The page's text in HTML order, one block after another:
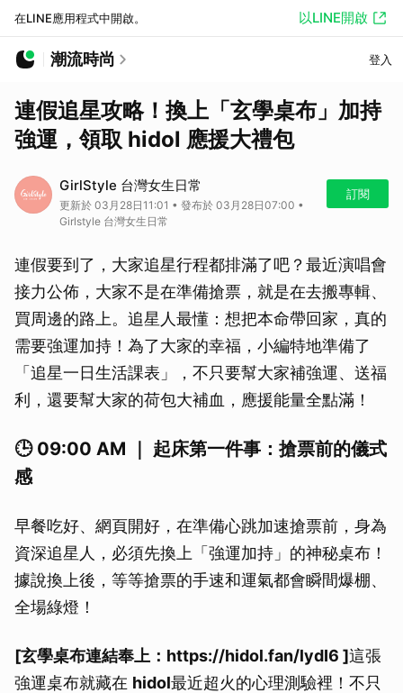
在LINE應用程式中開啟。 以LINE開啟
潮流時尚 登入
連假追星攻略！換上「玄學桌布」加持
強運，領取 hidol 應援大禮包
GirlStyle 台灣女生日常
更新於 03月28日11:01 • 發布於 03月28日07:00 •
Girlstyle 台灣女生日常
訂閱
連假要到了，大家追星行程都排滿了吧？最近演唱會
接力公佈，大家不是在準備搶票，就是在去搬專輯、
買周邊的路上。追星人最懂：想把本命帶回家，真的
需要強運加持！為了大家的幸福，小編特地準備了
「追星一日生活課表」，不只要幫大家補強運、送福
利，還要幫大家的荷包大補血，應援能量全點滿！
🕒 09:00 AM ｜ 起床第一件事：搶票前的儀式
感
早餐吃好、網頁開好，在準備心跳加速搶票前，身為
資深追星人，必須先換上「強運加持」的神秘桌布！
據說換上後，等等搶票的手速和運氣都會瞬間爆棚、
全場綠燈！
[玄學桌布連結奉上：https://hidol.fan/lydI6 ]這張
強運桌布就藏在 hidol最近超火的心理測驗裡！不只